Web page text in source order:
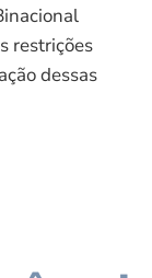
restrições
dessas